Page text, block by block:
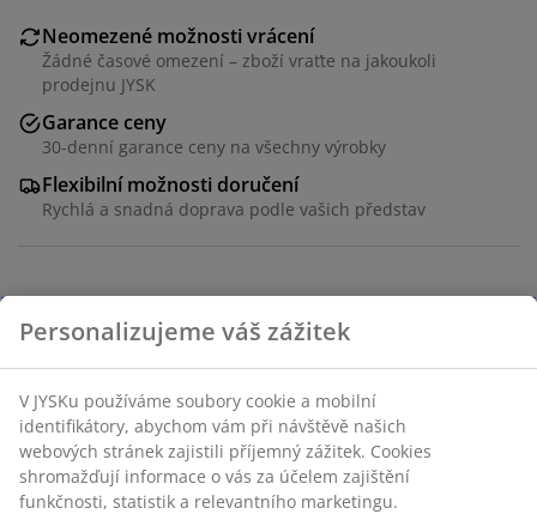
Neomezené možnosti vrácení
Žádné časové omezení – zboží vraťte na jakoukoli
prodejnu JYSK
Garance ceny
30-denní garance ceny na všechny výrobky
Flexibilní možnosti doručení
Rychlá a snadná doprava podle vašich představ
žebrovanými LED žárovkami, které na balkoně nebo
terase vytvářejí útulnou atmosféru. Provedení na
baterie nabízí flexibilní umístění, zahrnuje praktickou
funkci časovače pro automatické osvětlení. Vyžaduje 3
AA baterie (nejsou součástí balení). D365xØ8 cm
Skladová položka: 6426053
Personalizujeme váš zážitek
V JYSKu používáme soubory cookie a mobilní
identifikátory, abychom vám při návštěvě našich
webových stránek zajistili příjemný zážitek. Cookies
shromažďují informace o vás za účelem zajištění
funkčnosti, statistik a relevantního marketingu.